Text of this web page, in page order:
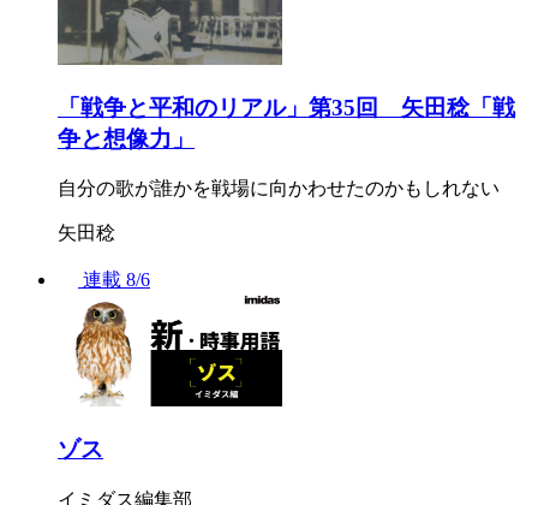
「戦争と平和のリアル」第35回 矢田稔「戦
争と想像力」
自分の歌が誰かを戦場に向かわせたのかもしれない
矢田稔
連載 8/6
ゾス
イミダス編集部